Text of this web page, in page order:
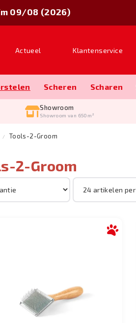
Actueel Klantenservice
Scheren Scharen
Showroom
Showroom van 650m²
09/08 (2026)
Tools-2-Groom
2-Groom